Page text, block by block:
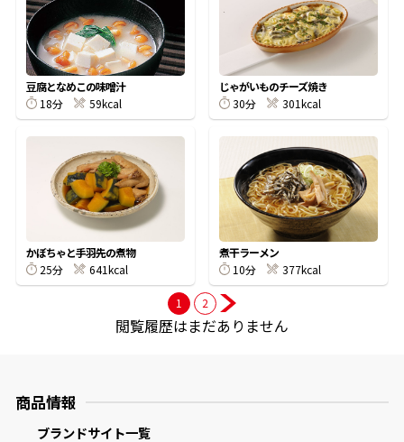
商品情報一覧
おすすめサイト
新鮮一番
氷熟®︎
豆腐となめこの味噌汁
18分
59kcal
じゃがいものチーズ焼き
30分
301kcal
かぼちゃと手羽先の煮物
25分
641kcal
煮干ラーメン
10分
377kcal
1 2
閲覧履歴はまだありません
商品情報
ブランドサイト一覧